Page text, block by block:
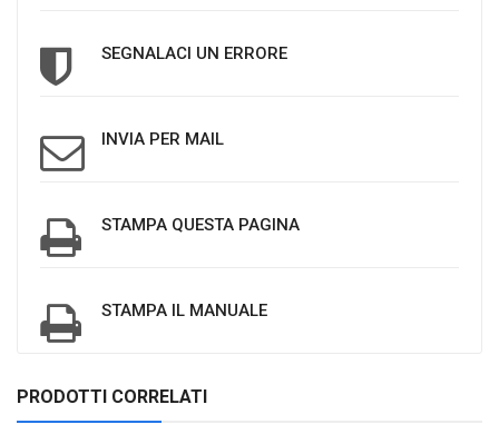
SEGNALACI UN ERRORE
INVIA PER MAIL
STAMPA QUESTA PAGINA
STAMPA IL MANUALE
PRODOTTI CORRELATI